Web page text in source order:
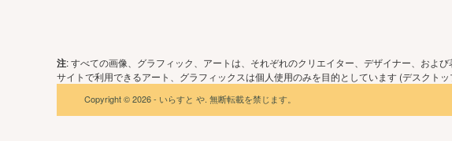
注: すべての画像、グラフィック、アートは、それぞれのクリエイター、デザイナー、およ
サイトで利用できるアート、グラフィックスは個人使用のみを目的としています (デスクト
Copyright © 2026 - いらすと や. 無断転載を禁じます。